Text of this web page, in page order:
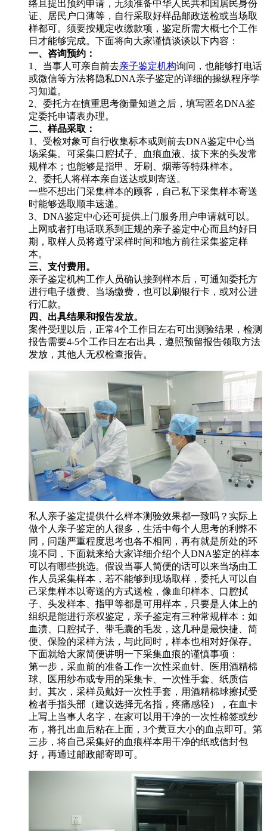
络且提出预约申请，无须准备中华人民共和国居民身份
证、居民户口薄等，自行采取好样品邮政送检或当场取
样都可。须要按规定收缴款项，鉴定所需大概七个工作
日才能够完成。下面将向大家谨慎谈谈以下内容：
一、咨询预约：
1、当事人可亲自前去亲子鉴定机构询问，也能够打电话
或微信等方法将隐私DNA亲子鉴定的详细的操纵程序学
习知道。
2、委托方在慎重思考衡量知道之后，填写匿名DNA鉴
定委托申请表办理。
二、样品采取：
1、受检对象可自行收集标本或则前去DNA鉴定中心当
场采集。可采集口腔拭子、血痕血液、拔下来的头发常
规样本；也能够是指甲、牙刷、烟蒂等特殊样本。
2、委托人将样本亲自送达或则寄送。
一些不想出门采集样本的顾客，自己私下采集样本寄送
时能够选取顺丰速递。
3、DNA鉴定中心还可提供上门服务用户申请就可以。
上网或者打电话联系到正规的亲子鉴定中心而且约好日
期，取样人员将遵守采样时间和地方前往采集鉴定样
本。
三、支付费用。
亲子鉴定机构工作人员确认接到样本后，可通知委托方
进行电子缴费、当场缴费，也可以刷银行卡，或对公进
行汇款。
四、出具结果和报告发放。
案件受理以后，正常4个工作日左右可出测验结果，检测
报告需要4-5个工作日左右出具，遵照预留报告领取方法
发放，其他人无权检查报告。
私人亲子鉴定提供什么样本测验效果都一致吗？实际上
做个人亲子鉴定的人很多，生活中每个人思考的利弊不
同，问题严重程度思考也各不相同，再有就是所处的环
境不同，下面就来给大家详细介绍个人DNA鉴定的样本
可以有哪些挑选。假设当事人简便的话可以来当场由工
作人员采集样本，若不能够到现场取样，委托人可以自
己采集样本以寄送的方式送检，像血印样本、口腔拭
子、头发样本、指甲等都是可用样本，只要是人体上的
组织是能进行亲权鉴定，亲子鉴定有三种常规样本：如
血渍、口腔拭子、带毛囊的毛发，这几种是最快捷、简
便、保险的采样方法，与此同时，样本也相对好保存。
下面就给大家简便讲明一下采集血痕的谨慎事项：
第一步，采血前的准备工作一次性采血针、医用酒精棉
球、医用纱布或专用的采集卡、一次性手套、纸质信
封。其次，采样员戴好一次性手套，用酒精棉球擦拭受
检者手指头部（建议选择无名指，疼痛感轻），在血卡
上写上当事人名字，在家可以用干净的一次性棉签或纱
布，将扎出血后粘在上面，3个黄豆大小的血点即可。第
三步，将自己采集好的血痕样本用干净的纸或信封包
好，再通过邮政邮寄即可。